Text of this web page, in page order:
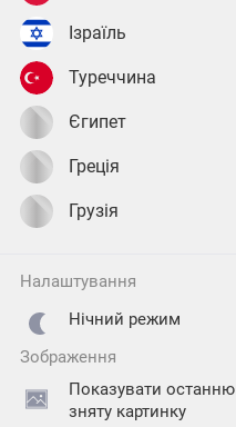
Ізраїль
Туреччина
Єгипет
Греція
Грузія
налаштування
Нічний режим
зображення
Показувати останню
зняту картинку